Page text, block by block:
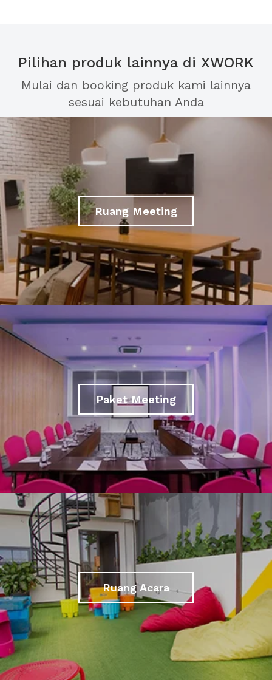
Pilihan produk lainnya di XWORK
Mulai dan booking produk kami lainnya
sesuai kebutuhan Anda
Ruang Meeting
Paket Meeting
Ruang Acara